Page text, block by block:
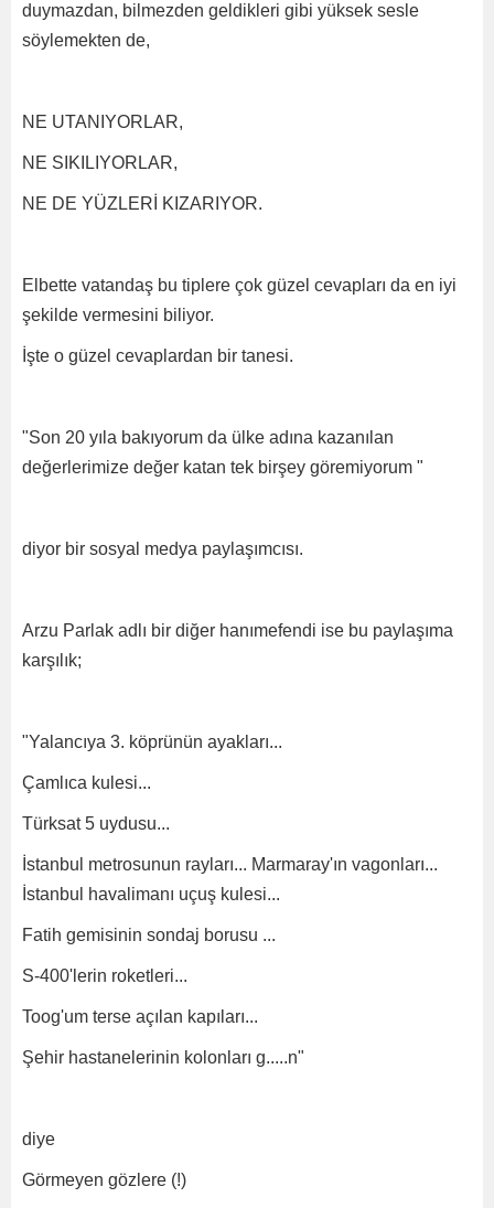
duymazdan, bilmezden geldikleri gibi yüksek sesle
söylemekten de,
NE UTANIYORLAR,
NE SIKILIYORLAR,
NE DE YÜZLERİ KIZARIYOR.
Elbette vatandaş bu tiplere çok güzel cevapları da en iyi
şekilde vermesini biliyor.
İşte o güzel cevaplardan bir tanesi.
"Son 20 yıla bakıyorum da ülke adına kazanılan
değerlerimize değer katan tek birşey göremiyorum "
diyor bir sosyal medya paylaşımcısı.
Arzu Parlak adlı bir diğer hanımefendi ise bu paylaşıma
karşılık;
"Yalancıya 3. köprünün ayakları...
Çamlıca kulesi...
Türksat 5 uydusu...
İstanbul metrosunun rayları... Marmaray'ın vagonları...
İstanbul havalimanı uçuş kulesi...
Fatih gemisinin sondaj borusu ...
S-400'lerin roketleri...
Toog'um terse açılan kapıları...
Şehir hastanelerinin kolonları g.....n"
diye
Görmeyen gözlere (!)